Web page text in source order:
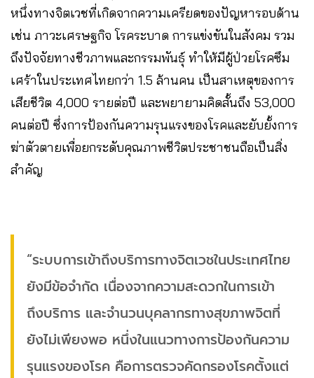
หนึ่งทางจิตเวชที่เกิดจากความเครียดของปัญหารอบด้าน
เช่น ภาวะเศรษฐกิจ โรคระบาด การแข่งขันในสังคม รวม
ถึงปัจจัยทางชีวภาพและกรรมพันธุ์ ทำให้มีผู้ป่วยโรคซึม
เศร้าในประเทศไทยกว่า 1.5 ล้านคน เป็นสาเหตุของการ
เสียชีวิต 4,000 รายต่อปี และพยายามคิดสั้นถึง 53,000
คนต่อปี ซึ่งการป้องกันความรุนแรงของโรคและยับยั้งการ
ฆ่าตัวตายเพื่อยกระดับคุณภาพชีวิตประชาชนถือเป็นสิ่ง
สำคัญ
“ระบบการเข้าถึงบริการทางจิตเวชในประเทศไทย
ยังมีข้อจำกัด เนื่องจากความสะดวกในการเข้า
ถึงบริการ และจำนวนบุคลากรทางสุขภาพจิตที่
ยังไม่เพียงพอ หนึ่งในแนวทางการป้องกันความ
รุนแรงของโรค คือการตรวจคัดกรองโรคตั้งแต่